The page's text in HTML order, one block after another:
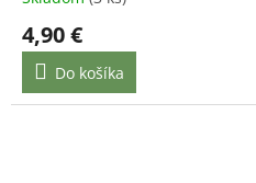
4,90 €
Do košíka